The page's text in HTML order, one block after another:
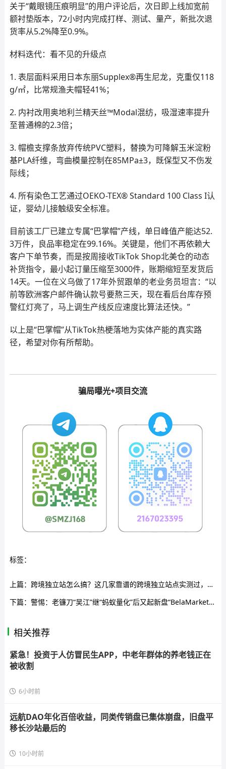
关于“戴眼镜压痕明显”的用户评论后，次日即上线加宽前
额衬垫版本，72小时内完成打样、测试、量产，新批次退
货率从5.2%降至0.9%。
材料迭代：看不见的升级点
1. 表层面料采用日本东丽Supplex®再生尼龙，克重仅118
g/㎡，比常规渔夫帽轻41%；
2. 内衬改用奥地利兰精天丝™Modal混纺，吸湿速率提升
至普通棉的2.3倍；
3. 帽檐支撑条放弃传统PVC塑料，替换为可降解玉米淀粉
基PLA纤维，弯曲模量控制在85MPa±3，既保型又不伤发
际线；
4. 所有染色工艺通过OEKO-TEX® Standard 100 Class I认
证，婴幼儿接触级安全标准。
目前该工厂已建立专属“巴掌帽”产线，单日峰值产能达52.
3万件，良品率稳定在99.16%。关键是，他们不再依赖大
客户下单节奏，而是按周接收TikTok Shop北美仓的动态
补货指令，最小起订量压缩至3000件，账期缩短至发货后
14天。一位在义乌做了17年外贸跟单的老业务员坦言：“以
前等欧洲客户邮件确认款号要熬三天，现在看后台库存预
警红灯亮了，马上调生产线反应速度比算法还快。”
以上是“巴掌帽”从TikTok热梗落地为实体产能的真实路
径，希望对你有所帮助。
骗局曝光+项目交流
标签：
上篇： 跨境独立站怎么搞？这几家靠谱的跨境独立站点实测过，省心不踩坑
下篇： 警惕：老镰刀“吴江”继“蚂蚁量化”后又起新盘“BelaMarket”，意图再次通过币圈收割！
相关推荐
紧急！投资于人仿冒民生APP，中老年群体的养老钱正在
被收割
6小时前
远航DAO年化百倍收益，同类传销盘已集体崩盘，旧盘平
移长沙站最后的
10小时前